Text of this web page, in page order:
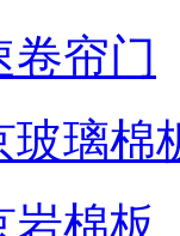
卷帘门
玻璃棉
岩棉板